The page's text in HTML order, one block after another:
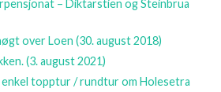
– Diktarstien og Steinbrua
over Loen(30. august 2018)
(3. august 2021)
enkel topptur / rundtur om Holesetra